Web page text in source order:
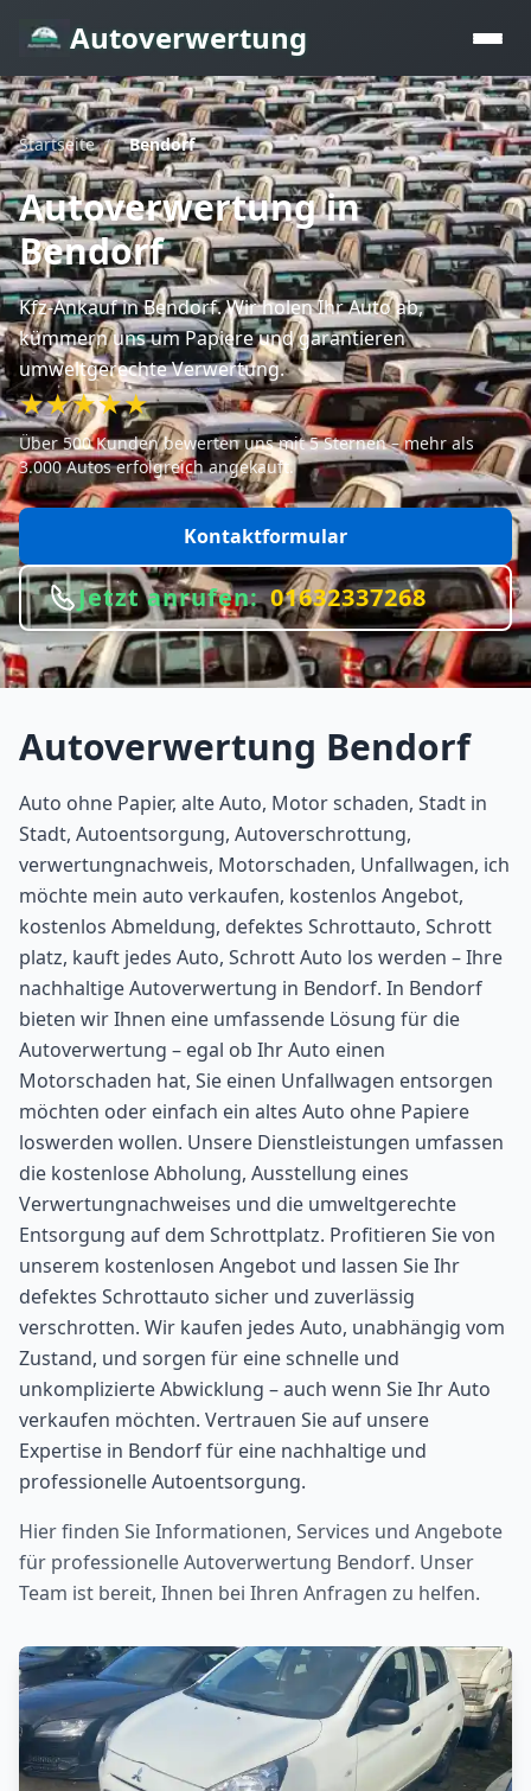
Autoverwertung
Startseite / Bendorf
Autoverwertungin
Bendorf
Kfz-Ankaufin Bendorf. Wir holen Ihr Auto ab,
kümmern uns um Papiere und garantieren
umweltgerechte Verwertung.
★★★★★
Über 500 Kunden bewerten uns mit 5 Sternen – mehr als
3.000 Autos erfolgreich angekauft.
Kontaktformular
Jetzt anrufen: 01632337268
Autoverwertung Bendorf
Auto ohne Papier, alte Auto, Motor schaden, Stadt in
Stadt, Autoentsorgung, Autoverschrottung,
verwertungnachweis, Motorschaden, Unfallwagen, ich
möchte mein auto verkaufen, kostenlos Angebot,
kostenlos Abmeldung, defektes Schrottauto, Schrott
platz, kauft jedes Auto, Schrott Auto los werden – Ihre
nachhaltige Autoverwertung in Bendorf. In Bendorf
bieten wir Ihnen eine umfassende Lösung für die
Autoverwertung – egal ob Ihr Auto einen
Motorschaden hat, Sie einen Unfallwagen entsorgen
möchten oder einfach ein altes Auto ohne Papiere
loswerden wollen. Unsere Dienstleistungen umfassen
die kostenlose Abholung, Ausstellung eines
Verwertungnachweises und die umweltgerechte
Entsorgung auf dem Schrottplatz. Profitieren Sie von
unserem kostenlosen Angebot und lassen Sie Ihr
defektes Schrottauto sicher und zuverlässig
verschrotten. Wir kaufen jedes Auto, unabhängig vom
Zustand, und sorgen für eine schnelle und
unkomplizierte Abwicklung – auch wenn Sie Ihr Auto
verkaufen möchten. Vertrauen Sie auf unsere
Expertise in Bendorf für eine nachhaltige und
professionelle Autoentsorgung.
Hier finden Sie Informationen, Services und Angebote
für professionelle Autoverwertung Bendorf. Unser
Team ist bereit, Ihnen bei Ihren Anfragen zu helfen.